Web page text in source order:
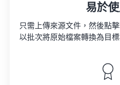
易於
只需上傳來源文件，然後點
以批次將原始檔案轉換為目標